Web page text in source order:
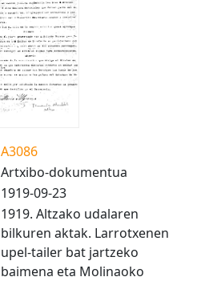
A3086
Artxibo-dokumentua
1919-09-23
1919. Altzako udalaren
bilkuren aktak. Larrotxenen
upel-tailer bat jartzeko
baimena eta Molinaoko